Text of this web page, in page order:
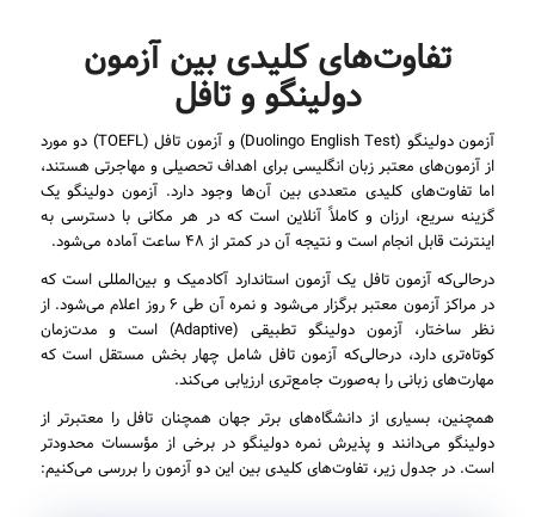
تفاوت‌های کلیدی بین آزمون
دولینگو و تافل
آزمون دولینگو (Duolingo English Test) و آزمون تافل (TOEFL) دو مورد
از آزمون‌های معتبر زبان انگلیسی برای اهداف تحصیلی و مهاجرتی هستند،
اما تفاوت‌های کلیدی متعددی بین آن‌ها وجود دارد. آزمون دولینگو یک
گزینه سریع، ارزان و کاملاً آنلاین است که در هر مکانی با دسترسی به
اینترنت قابل انجام است و نتیجه آن در کمتر از ۴۸ ساعت آماده می‌شود.
درحالی‌که آزمون تافل یک آزمون استاندارد آکادمیک و بین‌المللی است که
در مراکز آزمون معتبر برگزار می‌شود و نمره آن طی ۶ روز اعلام می‌شود. از
نظر ساختار، آزمون دولینگو تطبیقی (Adaptive) است و مدت‌زمان
کوتاه‌تری دارد، درحالی‌که آزمون تافل شامل چهار بخش مستقل است که
مهارت‌های زبانی را به‌صورت جامع‌تری ارزیابی می‌کند.
همچنین، بسیاری از دانشگاه‌های برتر جهان همچنان تافل را معتبرتر از
دولینگو می‌دانند و پذیرش نمره دولینگو در برخی از مؤسسات محدودتر
است. در جدول زیر، تفاوت‌های کلیدی بین این دو آزمون را بررسی می‌کنیم: